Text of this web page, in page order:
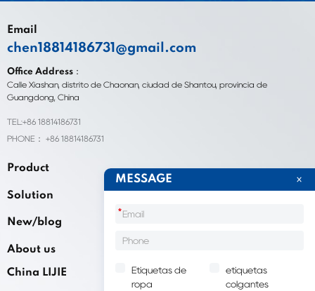
Email
chen18814186731@gmail.com
Office Address：
Calle Xiashan, distrito de Chaonan, ciudad de Shantou, provincia de
Guangdong, China
TEL:+86 18814186731
PHONE： +86 18814186731
Product
Solution
New/blog
About us
China LIJIE
MESSAGE
*
Etiquetas de
ropa
etiquetas
colgantes